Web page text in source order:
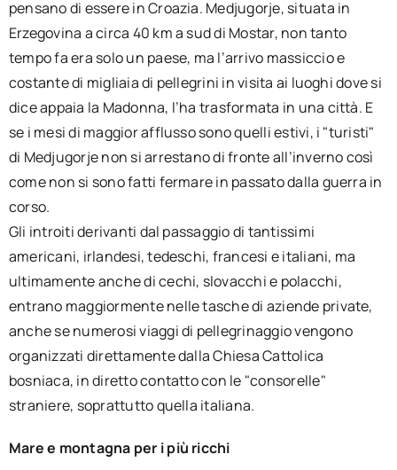
pensano di essere in Croazia. Medjugorje, situata in
Erzegovina a circa 40 km a sud di Mostar, non tanto
tempo fa era solo un paese, ma l’arrivo massiccio e
costante di migliaia di pellegrini in visita ai luoghi dove si
dice appaia la Madonna, l’ha trasformata in una città. E
se i mesi di maggior afflusso sono quelli estivi, i "turisti"
di Medjugorje non si arrestano di fronte all’inverno così
come non si sono fatti fermare in passato dalla guerra in
corso.
Gli introiti derivanti dal passaggio di tantissimi
americani, irlandesi, tedeschi, francesi e italiani, ma
ultimamente anche di cechi, slovacchi e polacchi,
entrano maggiormente nelle tasche di aziende private,
anche se numerosi viaggi di pellegrinaggio vengono
organizzati direttamente dalla Chiesa Cattolica
bosniaca, in diretto contatto con le "consorelle"
straniere, soprattutto quella italiana.
Mare e montagna per i più ricchi